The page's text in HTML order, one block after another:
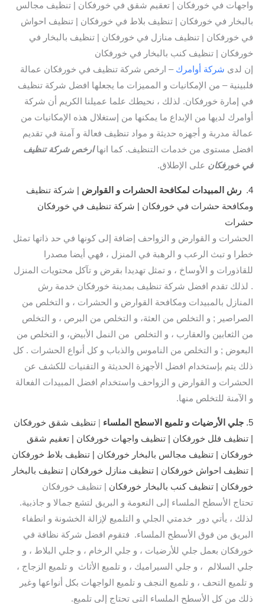
واجهات في خورفكان | تعقيم شقق في خورفكان | تنظيف مجالس
بالبخار في خورفكان | تنظيف بلاط في خورفكان | تنظيف احواش
في خورفكان | تنظيف منازل في خورفكان | تنظيف بالبخار في
خورفكان | تنظيف كنب بالبخار في خورفكان
إن لدى شركة أوامرك – ارخص شركة تنظيف في خورفكان عمالة
فلبينية – من الإمكانيات و المميزات ما يجعلها افضل شركة تنظيف
في إمارة خورفكان. لذلك ، نحيطك علما عميلنا الكريم أن شركة
أوامرك لديها من الإبداع ما يمكنها من إستغلال هذه الإمكانيات من
عمالة مدربة و أجهزه حديثة و مواد تنظيف فعالة و آمنة في تقديم
افضل مستوى من خدمات التنظيف. كما انهاارخص شركة تنظيف
في خورفكان على الإطلاق.
4. رش المبيدات لمكافحة الحشرات و القوارض | شركة تنظيف
ومكافحة حشرات في خورفكان | شركة تنظيف في خورفكان
حشرات
الحشرات و القوارض و الزواحف إضافة إلى كونها في حد ذاتها تمثل
خطرا و تبث الرعب و الرهبة في المنزل ، فهي أيضا مصدرا
للقاذورات و الأوساخ ، و تمثل تهديدا بقرض و تآكل محتويات المنزل
. لذلك تقدم افضل شركة تنظيف بمدينة خورفكان خدمة رش
المنازل بالمبيدات ومكافحة القوارض و الحشرات ، و التخلص من
الصراصير ; و التخلص من العثة، و التخلص من البرص ، و التخلص
من الثعابين والعقارب ، و التخلص من النمل الأبيض، و التخلص من
البعوض ; و التخلص من الناموس والذباب و كل أنواع الحشرات . كل
ذلك يتم بإستخدام افضل الأجهزة الحديثة و التقنيات للكشف عن
الحشرات و القوارض و الزواحف واستخدام افضل المبيدات الفعالة
و الآمنة للتخلص منها.
5. جلي الأرضيات و تلميع الاسطح الملساء
تنظيف شقق خورفكان
| تنظيف فلل خورفكان | تنظيف واجهات خورفكان | تعقيم شقق
خورفكان | تنظيف مجالس بالبخار خورفكان | تنظيف بلاط خورفكان
| تنظيف احواش خورفكان | تنظيف منازل خورفكان | تنظيف بالبخار
خورفكان | تنظيف كنب بالبخار خورفكان | تنظيف خورفكان
تحتاج الأسطح الملساء إلى النعومة و البريق لتشع جمالا و جاذبية.
لذلك ، يأتي دور خدمتي الجلي و التلميع لإزالة الخشونة و انطفاء
البريق من فوق الأسطح الملساء. فتقوم افضل شركة نظافة في
خورفكان بعمل جلي للأرضيات ، و جلي الرخام ، و جلي البلاط ، و
جلي السلالم ، و جلي السيراميك ، و تلميع الأثاث و تلميع الزجاج ،
و تلميع التحف ، و تلميع النجف و تلميع الواجهات بكل أنواعها وغير
ذلك من كل الأسطح الملساء التى تحتاج إلى تلميع.